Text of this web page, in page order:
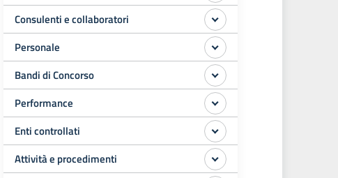
Consulenti e collaboratori
Personale
Bandi di Concorso
Performance
Enti controllati
Attività e procedimenti